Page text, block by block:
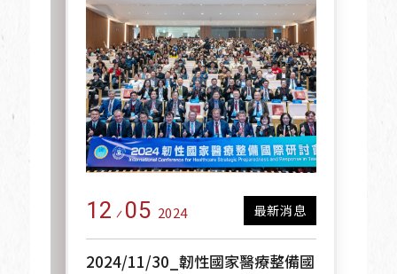
12 05 2024 最新消息
2024/11/30_韌性國家醫療整備國